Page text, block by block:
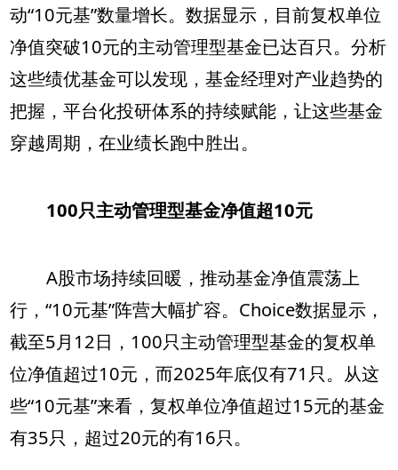
动“10元基”数量增长。数据显示，目前复权单位
净值突破10元的主动管理型基金已达百只。分析
这些绩优基金可以发现，基金经理对产业趋势的
把握，平台化投研体系的持续赋能，让这些基金
穿越周期，在业绩长跑中胜出。
100只主动管理型基金净值超10元
A股市场持续回暖，推动基金净值震荡上
行，“10元基”阵营大幅扩容。Choice数据显示，
截至5月12日，100只主动管理型基金的复权单
位净值超过10元，而2025年底仅有71只。从这
些“10元基”来看，复权单位净值超过15元的基金
有35只，超过20元的有16只。